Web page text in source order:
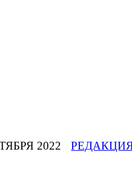
2022